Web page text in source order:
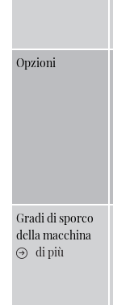
Opzioni
Gradi di sporco
della macchina
di più